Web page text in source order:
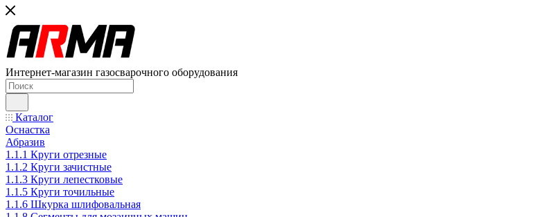
Интернет-магазин газосварочного оборудования
Каталог
Оснастка
Абразив
1.1.1 Круги отрезные
1.1.2 Круги зачистные
1.1.3 Круги лепестковые
1.1.5 Круги точильные
1.1.6 Шкурка шлифовальная